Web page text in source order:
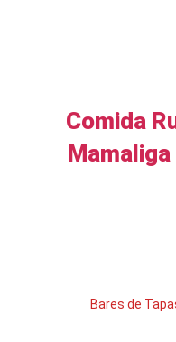
Comida
Bares de